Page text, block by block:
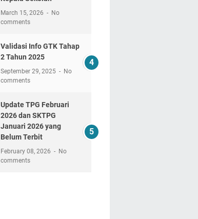
March 15, 2026
No
comments
Validasi Info GTK Tahap
2 Tahun 2025
September 29, 2025
No
comments
Update TPG Februari
2026 dan SKTPG
Januari 2026 yang
Belum Terbit
February 08, 2026
No
comments